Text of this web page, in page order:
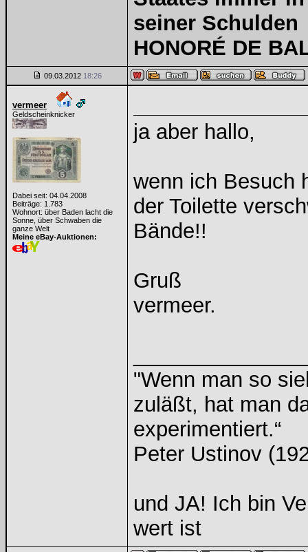
seiner Schulden
HONORÉ DE
09.03.2012 18:26
vermeer
Geldscheinknicker
Dabei seit: 04.04.2008
Beiträge: 1.783
Wohnort: über Baden lacht die
Sonne, über Schwaben die
ganze Welt
Meine eBay-Auktionen:
ja aber hallo,
wenn ich Besuch
der Toilette
Bände!!
Gruß
vermeer.
"Wenn man so
zuläßt, hat man
experimentiert.“
Peter Ustinov
und JA! Ich bin
wert ist